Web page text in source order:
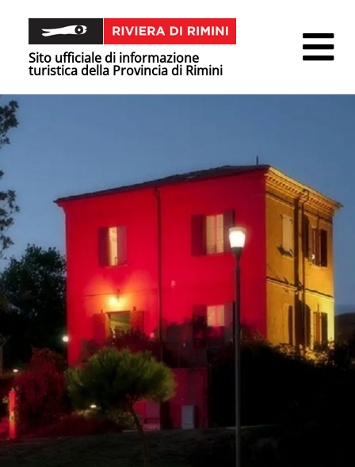
Sito ufficiale di informazione
turistica della Provincia di Rimini